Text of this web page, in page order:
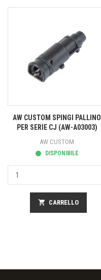
AW CUSTOM SPINGI PALLINO
PER SERIE CJ (AW-A03003)
AW CUSTOM
DISPONIBILE
shopping_cart CARRELLO